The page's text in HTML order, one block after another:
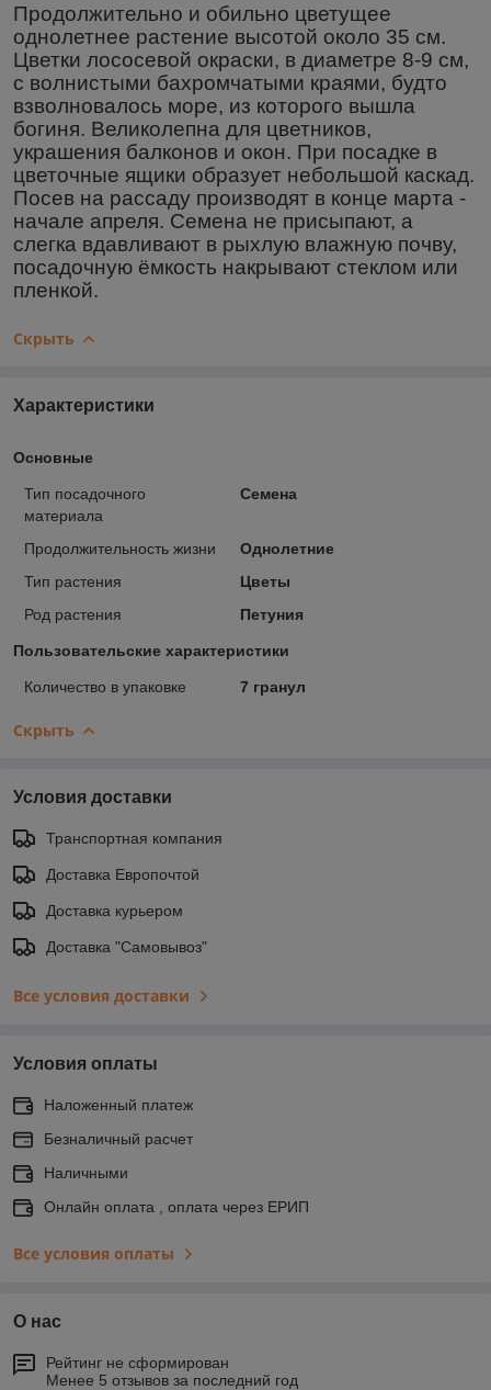
Продолжительно и обильно цветущее
однолетнее растение высотой около 35 см.
Цветки лососевой окраски, в диаметре 8-9 см,
с волнистыми бахромчатыми краями, будто
взволновалось море, из которого вышла
богиня. Великолепна для цветников,
украшения балконов и окон. При посадке в
цветочные ящики образует небольшой каскад.
Посев на рассаду производят в конце марта -
начале апреля. Семена не присыпают, а
слегка вдавливают в рыхлую влажную почву,
посадочную ёмкость накрывают стеклом или
пленкой.
Скрыть
Характеристики
Основные
Тип посадочного
материала
Семена
Продолжительность жизни
Однолетние
Тип растения
Цветы
Род растения
Петуния
Пользовательские характеристики
Количество в упаковке 7 гранул
Скрыть
Условия доставки
Транспортная компания
Доставка Европочтой
Доставка курьером
Доставка "Самовывоз"
Все условия доставки
Условия оплаты
Наложенный платеж
Безналичный расчет
Наличными
Онлайн оплата , оплата через ЕРИП
Все условия оплаты
О нас
Рейтинг не сформирован
Менее 5 отзывов за последний год